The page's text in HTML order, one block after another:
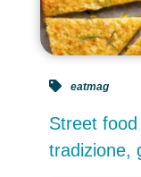
Street
tradizione,
eatmag